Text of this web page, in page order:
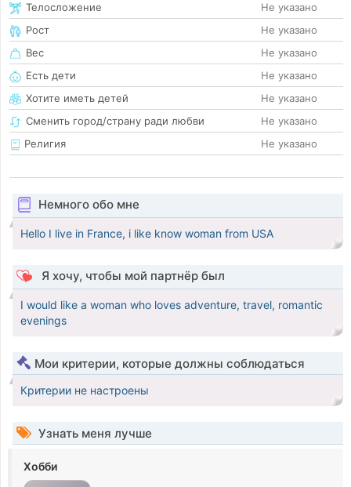
Телосложение
Не указано
Рост
Не указано
Вес
Не указано
Есть дети
Не указано
Хотите иметь детей
Не указано
Сменить город/страну ради любви
Не указано
Религия
Не указано
Немного обо мне
Hello I live in France, i like know woman from USA
Я хочу, чтобы мой партнёр был
I would like a woman who loves adventure, travel, romantic
evenings
Мои критерии, которые должны соблюдаться
Критерии не настроены
Узнать меня лучше
Хобби